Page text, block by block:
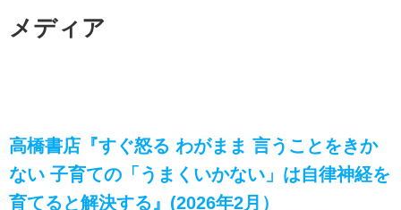
メディア
高橋書店『すぐ怒る わがまま 言うことをきか
ない 子育ての「うまくいかない」は自律神経を
育てると解決する』(2026年2月）